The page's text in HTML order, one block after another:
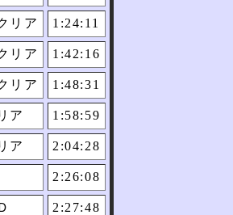
リア 1:24:11
リア 1:42:16
リア 1:48:31
ア 1:58:59
ア 2:04:28
2:26:08
2:27:48